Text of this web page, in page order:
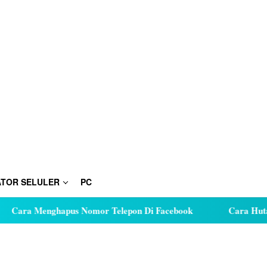
SELULER PC
Menghapus Nomor Telepon Di Facebook Cara Hutang